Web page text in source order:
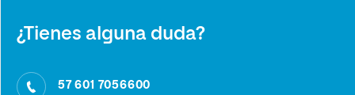
¿Tienes alguna duda?
57 601 7056600